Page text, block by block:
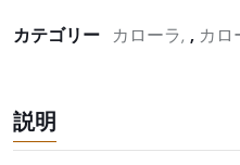
カテゴリー カローラ , カロ
説明